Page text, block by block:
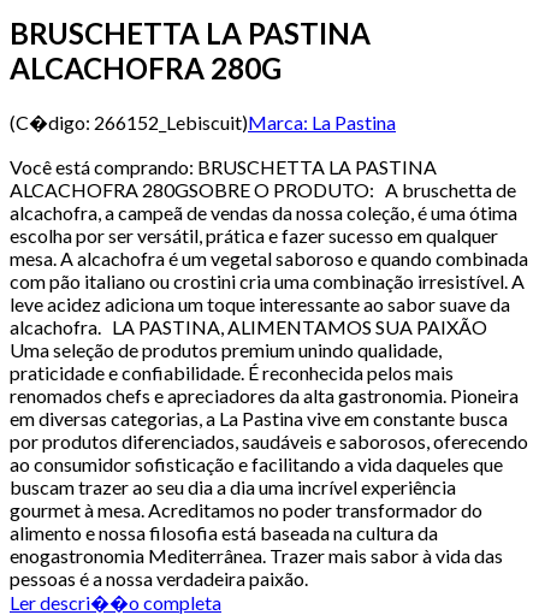
BRUSCHETTA LA PASTINA
ALCACHOFRA 280G
(C�digo: 266152_Lebiscuit)Marca: La Pastina
Você está comprando: BRUSCHETTA LA PASTINA
ALCACHOFRA 280GSOBRE O PRODUTO: A bruschetta de
alcachofra, a campeã de vendas da nossa coleção, é uma ótima
escolha por ser versátil, prática e fazer sucesso em qualquer
mesa. A alcachofra é um vegetal saboroso e quando combinada
com pão italiano ou crostini cria uma combinação irresistível. A
leve acidez adiciona um toque interessante ao sabor suave da
alcachofra. LA PASTINA, ALIMENTAMOS SUA PAIXÃO
Uma seleção de produtos premium unindo qualidade,
praticidade e confiabilidade. É reconhecida pelos mais
renomados chefs e apreciadores da alta gastronomia. Pioneira
em diversas categorias, a La Pastina vive em constante busca
por produtos diferenciados, saudáveis e saborosos, oferecendo
ao consumidor sofisticação e facilitando a vida daqueles que
buscam trazer ao seu dia a dia uma incrível experiência
gourmet à mesa. Acreditamos no poder transformador do
alimento e nossa filosofia está baseada na cultura da
enogastronomia Mediterrânea. Trazer mais sabor à vida das
pessoas é a nossa verdadeira paixão.
Ler descri��o completa